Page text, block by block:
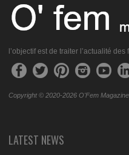
l’objectif est de traiter l’actualité
Copyright © 2020-2026 O'Fem
LATEST NEWS